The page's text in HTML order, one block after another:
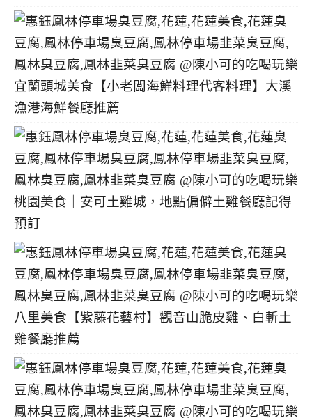
宜蘭頭城美食【小老闆海鮮料理代客料理】大溪
漁港海鮮餐廳推薦
桃園美食｜安可土雞城，地點偏僻土雞餐廳記得
預訂
八里美食【紫藤花藝村】觀音山脆皮雞、白斬土
雞餐廳推薦